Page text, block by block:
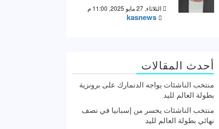
الثلاثاء, 27 مايو 2025, 11:00 م
kasnews
أحدث المقالات
منتخب الناشئات يواجه الدنمارك على برونزية
بطولة العالم لليد
منتخب الناشئات يخسر من إسبانيا في نصف
نهائي بطولة العالم لليد